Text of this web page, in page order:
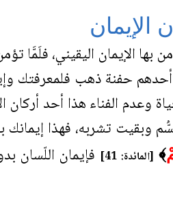
الإيمان
بها الإيمان اليقيني،
أحدهم حفنة ذهب
وعدم الفناء هذا أحد أركان
وبقيت تشربه، فهذا إيمانك
﴾ [المائدة: 41]
فإيمان اللّسان